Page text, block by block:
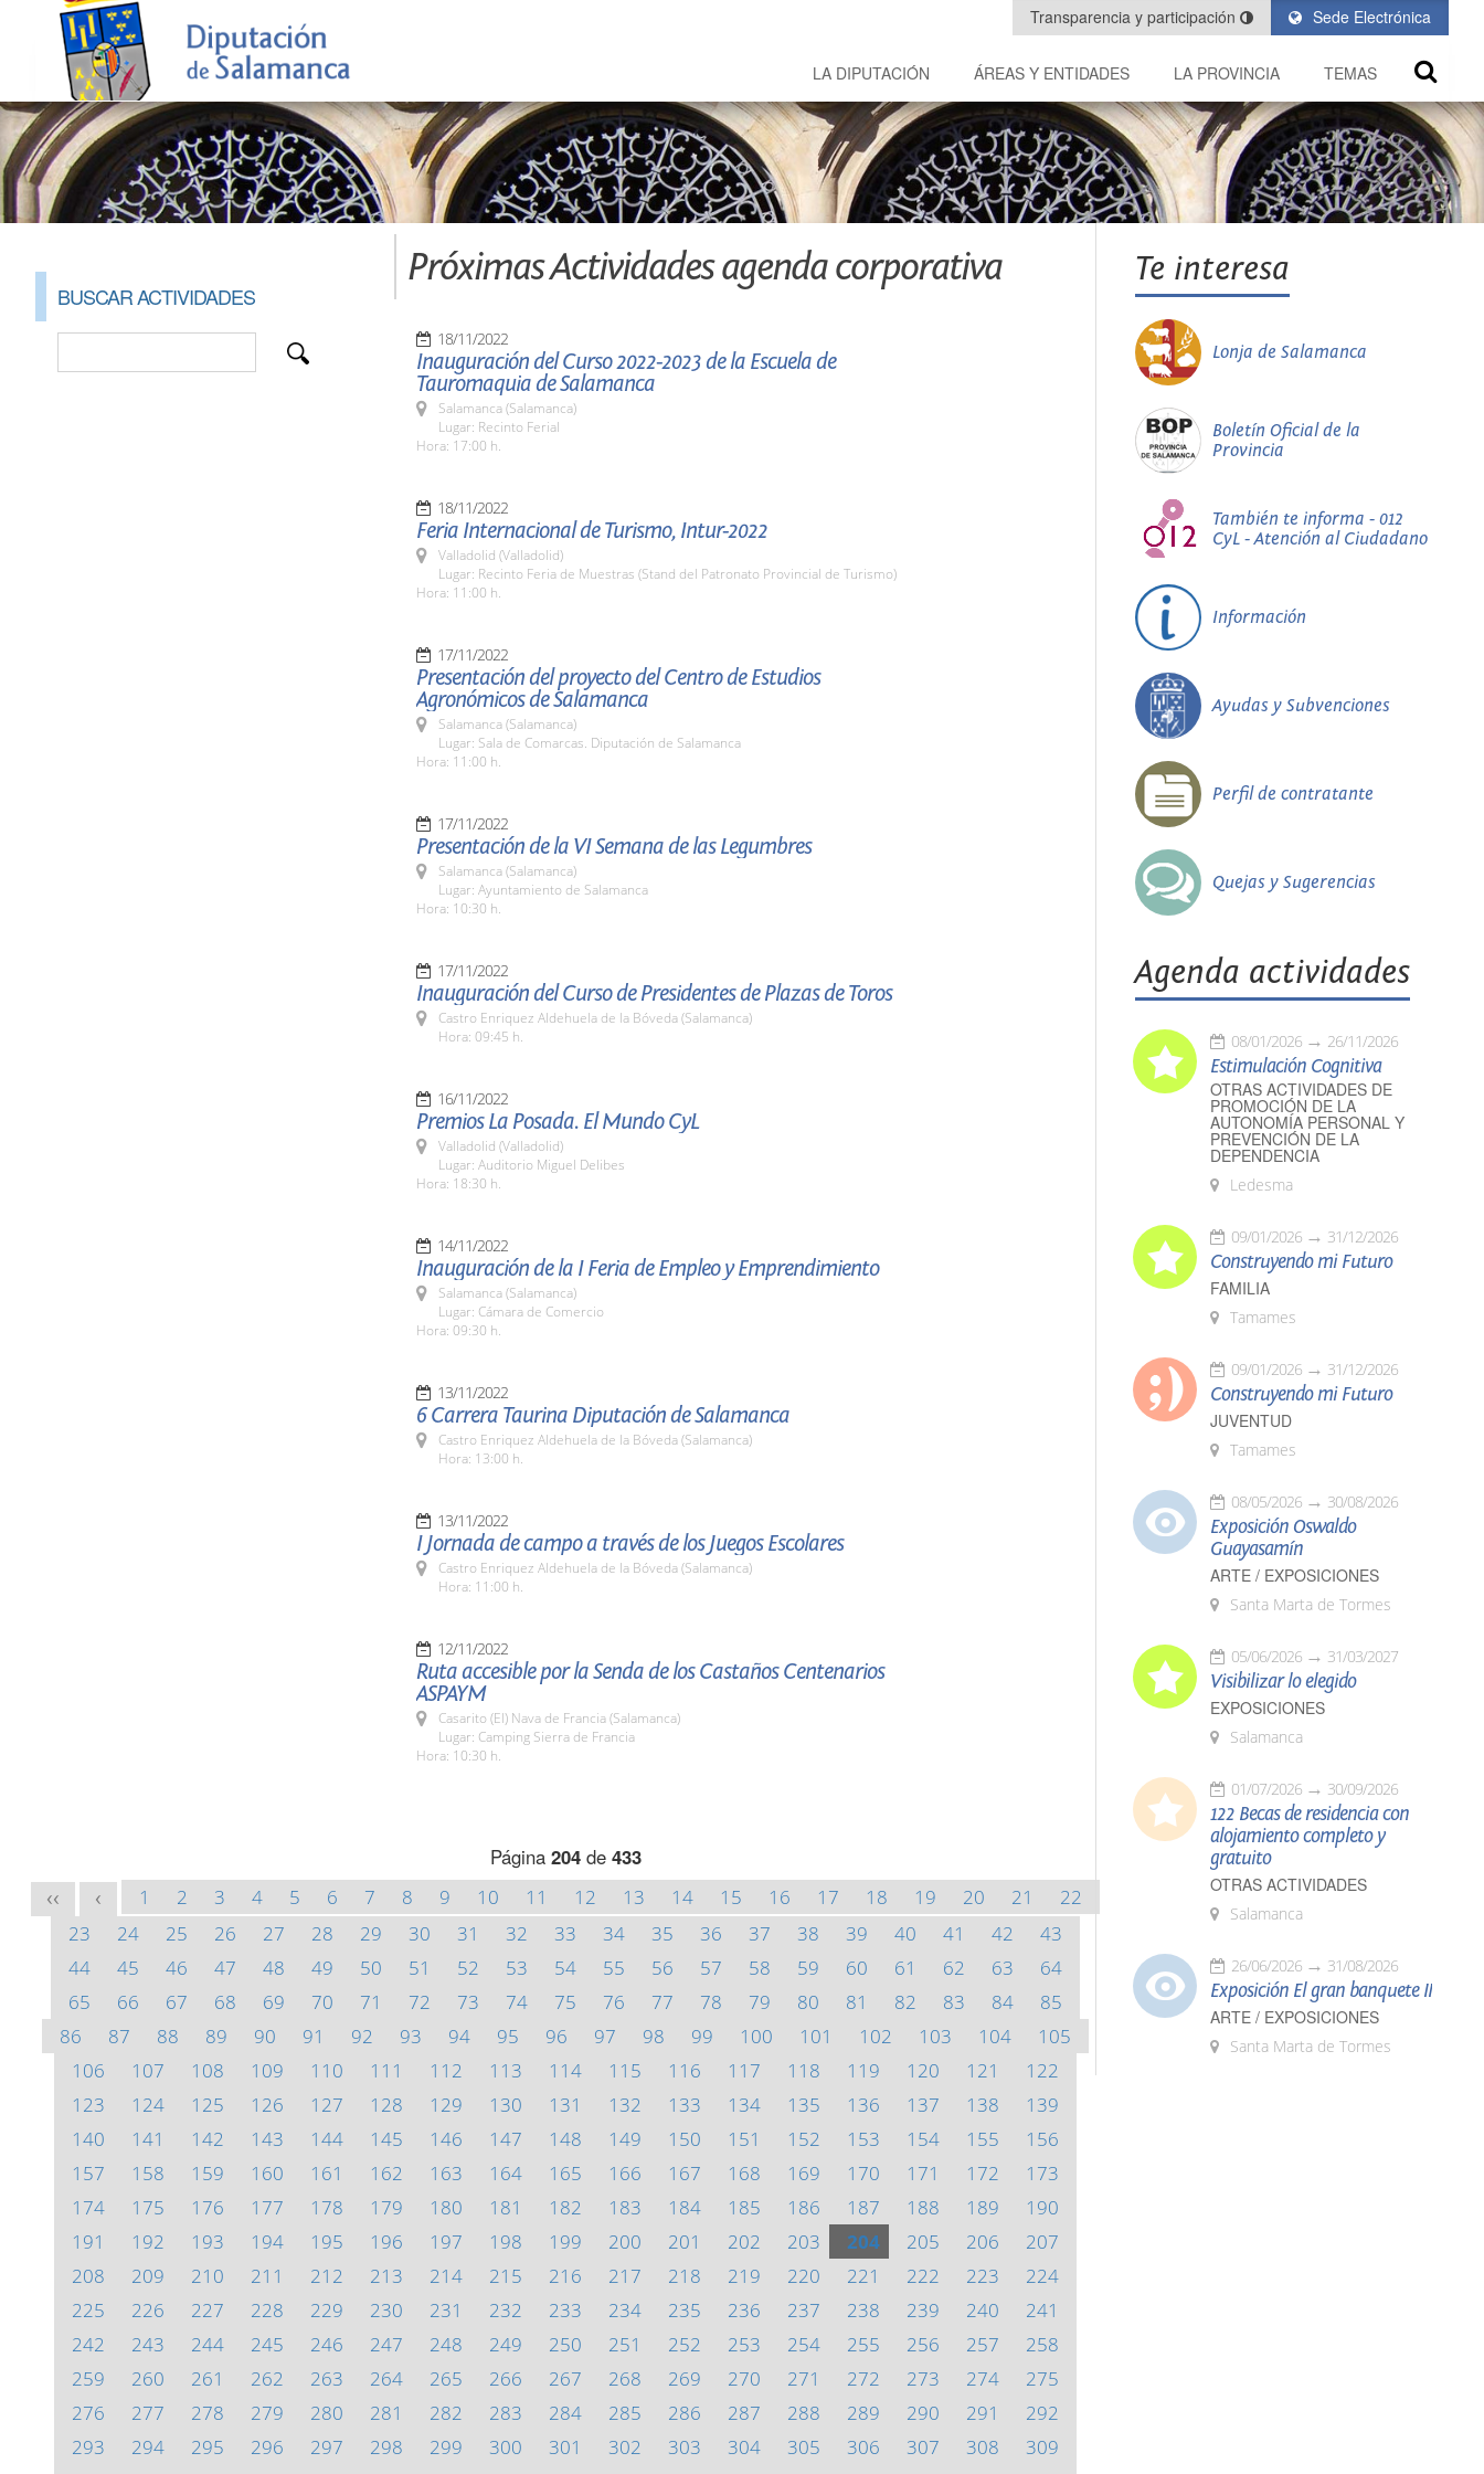
Sede Electrónica
Transparencia y participación
LA DIPUTACIÓN ÁREAS Y ENTIDADES LA PROVINCIA TEMAS
BUSCAR ACTIVIDADES
Próximas Actividades agenda corporativa
18/11/2022
Inauguración del Curso 2022-2023 de la Escuela de
Tauromaquia de Salamanca
Salamanca (Salamanca)
Lugar: Recinto Ferial
Hora: 17:00 h.
18/11/2022
Feria Internacional de Turismo, Intur-2022
Valladolid (Valladolid)
Lugar: Recinto Feria de Muestras (Stand del Patronato Provincial de Turismo)
Hora: 11:00 h.
17/11/2022
Presentación del proyecto del Centro de Estudios
Agronómicos de Salamanca
Salamanca (Salamanca)
Lugar: Sala de Comarcas. Diputación de Salamanca
Hora: 11:00 h.
17/11/2022
Presentación de la VI Semana de las Legumbres
Salamanca (Salamanca)
Lugar: Ayuntamiento de Salamanca
Hora: 10:30 h.
17/11/2022
Inauguración del Curso de Presidentes de Plazas de Toros
Castro Enriquez Aldehuela de la Bóveda (Salamanca)
Hora: 09:45 h.
16/11/2022
Premios La Posada. El Mundo CyL
Valladolid (Valladolid)
Lugar: Auditorio Miguel Delibes
Hora: 18:30 h.
14/11/2022
Inauguración de la I Feria de Empleo y Emprendimiento
Salamanca (Salamanca)
Lugar: Cámara de Comercio
Hora: 09:30 h.
13/11/2022
6 Carrera Taurina Diputación de Salamanca
Castro Enriquez Aldehuela de la Bóveda (Salamanca)
Hora: 13:00 h.
13/11/2022
I Jornada de campo a través de los Juegos Escolares
Castro Enriquez Aldehuela de la Bóveda (Salamanca)
Hora: 11:00 h.
12/11/2022
Ruta accesible por la Senda de los Castaños Centenarios
ASPAYM
Casarito (El) Nava de Francia (Salamanca)
Lugar: Camping Sierra de Francia
Hora: 10:30 h.
Página 204de 433
<< < 1 2 3 4 5 6 7 8 9 10 11 12 13 14 15 16 17 18 19 20 21
22
23
24 25 26 27 28 29 30 31 32 33 34 35 36 37 38 39 40 41 42
43
44
45 46 47 48 49 50 51 52 53 54 55 56 57 58 59 60 61 62 63
64
65
66 67 68 69 70 71 72 73 74 75 76 77 78 79 80 81 82 83 84
85
86
87 88 89 90 91 92 93 94 95 96 97 98 99 100 101 102 103 104
105
106
107 108 109 110 111 112 113 114 115 116 117 118 119 120 121
122
123
124 125 126 127 128 129 130 131 132 133 134 135 136 137 138
139
140
141 142 143 144 145 146 147 148 149 150 151 152 153 154 155
156
157
158 159 160 161 162 163 164 165 166 167 168 169 170 171 172
173
174
175 176 177 178 179 180 181 182 183 184 185 186 187 188 189
190
191
192 193 194 195 196 197 198 199 200 201 202 203 204 205 206
207
208
209 210 211 212 213 214 215 216 217 218 219 220 221 222 223
224
225
226 227 228 229 230 231 232 233 234 235 236 237 238 239 240
241
242
243 244 245 246 247 248 249 250 251 252 253 254 255 256 257
258
259
260 261 262 263 264 265 266 267 268 269 270 271 272 273 274
275
276
277 278 279 280 281 282 283 284 285 286 287 288 289 290 291
292
293
294 295 296 297 298 299 300 301 302 303 304 305 306 307 308
309
Te interesa
Lonja de Salamanca
Boletín Oficial de la
Provincia
También te informa - 012
CyL - Atención al Ciudadano
Información
Ayudas y Subvenciones
Perfil de contratante
Quejas y Sugerencias
Agenda actividades
08/01/2026 26/11/2026
Estimulación Cognitiva
OTRAS ACTIVIDADES DE
PROMOCIÓN DE LA
AUTONOMÍA PERSONAL Y
PREVENCIÓN DE LA
DEPENDENCIA
Ledesma
09/01/2026 31/12/2026
Construyendo mi Futuro
FAMILIA
Tamames
09/01/2026 31/12/2026
Construyendo mi Futuro
JUVENTUD
Tamames
08/05/2026 30/08/2026
Exposición Oswaldo
Guayasamín
ARTE / EXPOSICIONES
Santa Marta de Tormes
05/06/2026 31/03/2027
Visibilizar lo elegido
EXPOSICIONES
Salamanca
01/07/2026 30/09/2026
122 Becas de residencia con
alojamiento completo y
gratuito
OTRAS ACTIVIDADES
Salamanca
26/06/2026 31/08/2026
Exposición El gran banquete II
ARTE / EXPOSICIONES
Santa Marta de Tormes